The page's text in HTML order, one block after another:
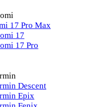
17 Pro Max
17
17 Pro
Descent
Epix